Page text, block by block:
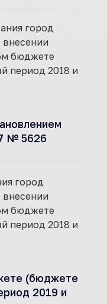
город
бюджете
период 2018 и
№ 5626
город
бюджете
период 2018 и
(бюджете
2019 и